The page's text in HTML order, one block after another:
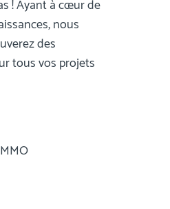
! Ayant à cœur de
nous
des
tous vos projets